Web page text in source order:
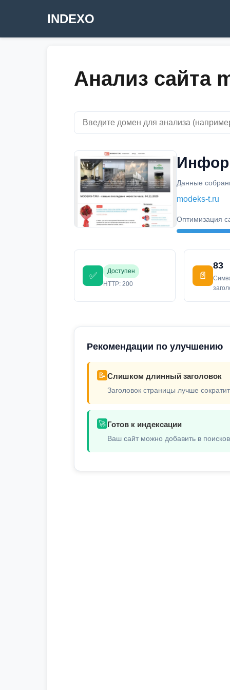
INDEXO
Анализ сайта
Данные
modeks-t.ru
Оптимизация
✅
Доступен
HTTP: 200
📄
83
Рекомендации по улучшению
📝 Слишком длинный заголовок
Заголовок страницы лучше
🚀 Готов к индексации
Ваш сайт можно добавить в